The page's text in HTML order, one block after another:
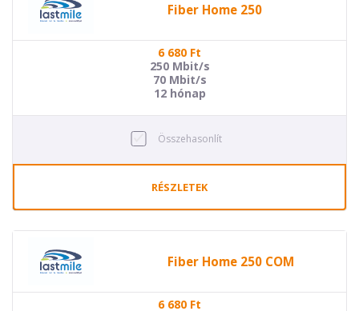
Fiber Home 250
6 680 Ft
250 Mbit/s
70 Mbit/s
12 hónap
Összehasonlít
RÉSZLETEK
Fiber Home 250 COM
6 680 Ft